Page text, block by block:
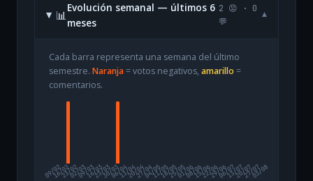
📊
Evolución semanal — últimos 6
meses
2 😡 · 0
💬
▾
Cada barra representa una semana del último
semestre. Naranja= votos negativos, amarillo =
comentarios.
09/02
16/0223/0202/0309/0316/0323/0330/0306/0413/0420/0427/0404/0511/0518/0525/0501/0608/0615/0622/0629/0606/0713/0720/0727/07
03/08